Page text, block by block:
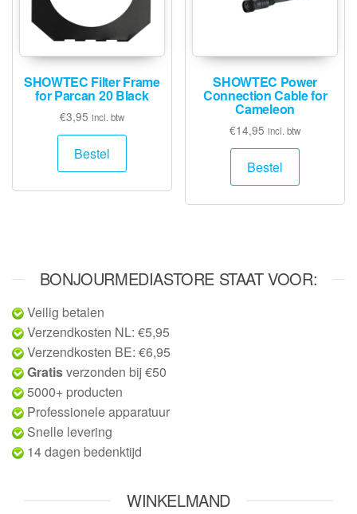
SHOWTEC Filter Frame
for Parcan 20 Black
€3,95 incl. btw
Bestel
SHOWTEC Power
Connection Cable for
Cameleon
€14,95 incl. btw
Bestel
BONJOURMEDIASTORE STAAT VOOR:
Veilig betalen
Verzendkosten NL: €5,95
Verzendkosten BE: €6,95
Gratisverzonden bij €50
5000+ producten
Professionele apparatuur
Snelle levering
14 dagen bedenktijd
WINKELMAND